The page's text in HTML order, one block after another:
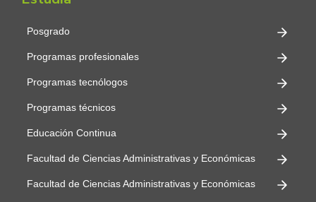
Posgrado
Programas profesionales
Programas tecnólogos
Programas técnicos
Educación Continua
Facultad de Ciencias Administrativas y Económicas
Facultad de Ciencias Administrativas y Económicas